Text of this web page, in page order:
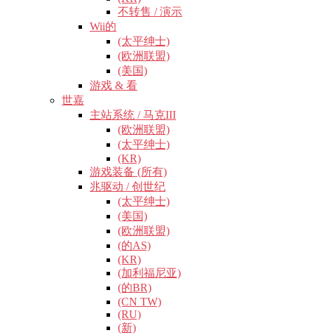
不转售 / 演示
Wii的
(太平绅士)
(欧洲联盟)
(美国)
游戏 & 看
世嘉
主站系统 / 马克III
(欧洲联盟)
(太平绅士)
(KR)
游戏装备 (所有)
兆驱动 / 创世纪
(太平绅士)
(美国)
(欧洲联盟)
(的AS)
(KR)
(加利福尼亚)
(的BR)
(CN TW)
(RU)
(新)